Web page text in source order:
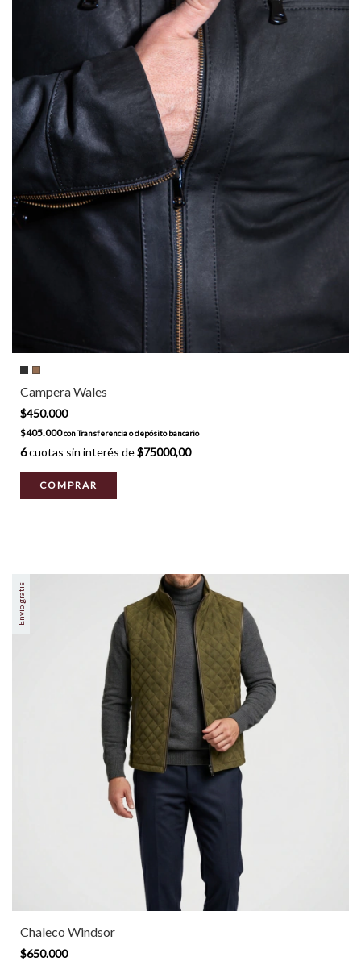
Campera Wales
$450.000
$405.000conTransferencia o depósito bancario
6cuotas sin interés de$75000,00
COMPRAR
Envío gratis
Chaleco Windsor
$650.000